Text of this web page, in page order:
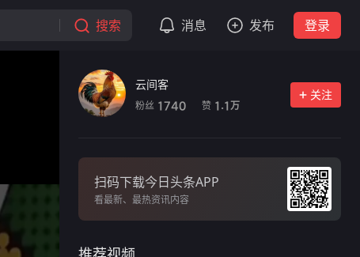
搜索 消息 发布 登录
云间客
粉丝 1740 赞 1.1万
关注
扫码下载今日头条APP
看最新、最热资讯内容